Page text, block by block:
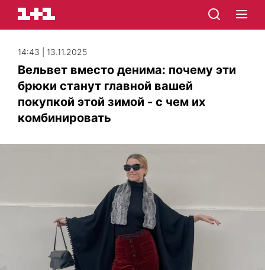
14:43 | 13.11.2025
Вельвет вместо денима: почему эти
брюки станут главной вашей
покупкой этой зимой - с чем их
комбинировать